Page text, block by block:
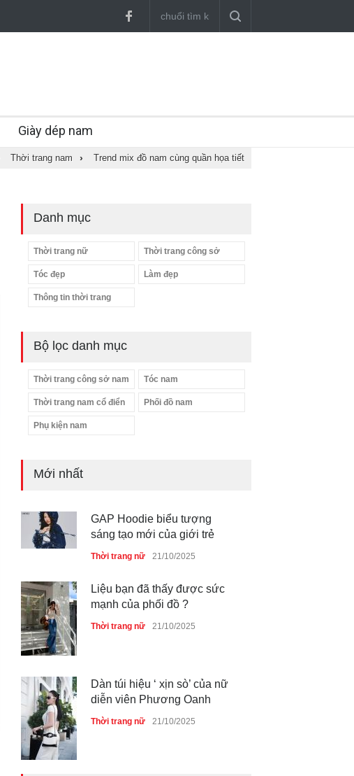
Giày dép nam
Thời trang nam › Trend mix đồ nam cùng quần họa tiết
Danh mục
Thời trang nữ Thời trang công sở
Tóc đẹp Làm đẹp
Thông tin thời trang
Bộ lọc danh mục
Thời trang công sở nam Tóc nam
Thời trang nam cổ điển Phối đồ nam
Phụ kiện nam
Mới nhất
GAP Hoodie biểu tượng
sáng tạo mới của giới trẻ
Thời trang nữ 21/10/2025
Liệu bạn đã thấy được sức
mạnh của phối đồ ?
Thời trang nữ 21/10/2025
Dàn túi hiệu ‘ xịn sò’ của nữ
diễn viên Phương Oanh
Thời trang nữ 21/10/2025